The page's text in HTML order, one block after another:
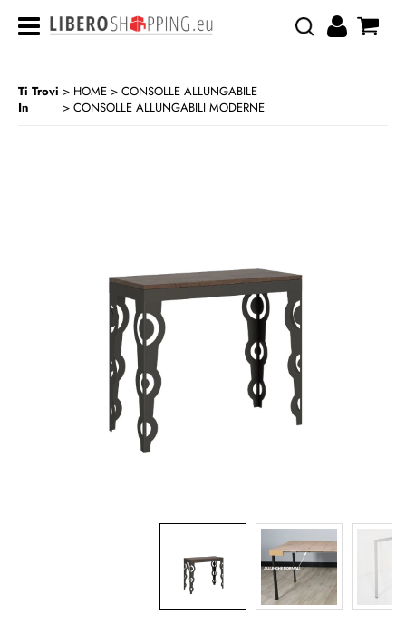
Ti Trovi
In
HOME
CONSOLLE ALLUNGABILE
CONSOLLE ALLUNGABILI MODERNE